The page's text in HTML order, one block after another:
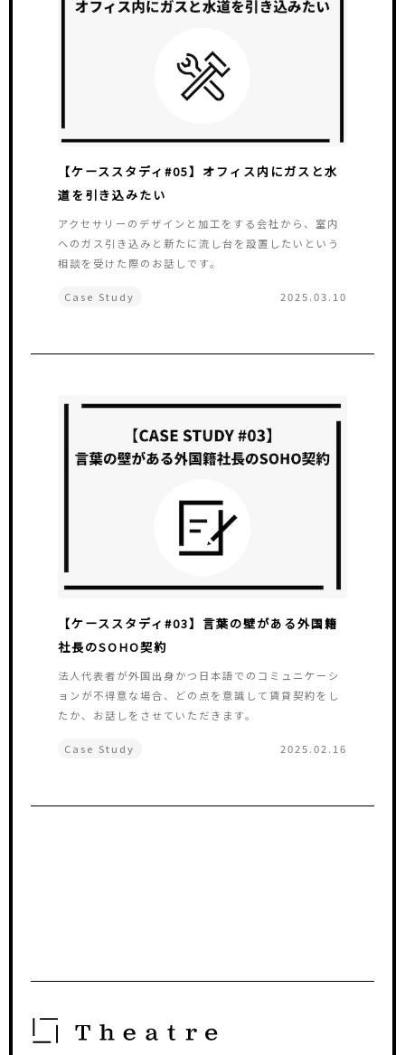
【ケーススタディ#05】オフィス内にガスと水
道を引き込みたい
アクセサリーのデザインと加工をする会社から、室内
へのガス引き込みと新たに流し台を設置したいという
相談を受けた際のお話しです。
Case Study 2025.03.10
【ケーススタディ#03】言葉の壁がある外国籍
社長のSOHO契約
法人代表者が外国出身かつ日本語でのコミュニケーシ
ョンが不得意な場合、どの点を意識して賃貸契約をし
たか、お話しをさせていただきます。
Case Study 2025.02.16